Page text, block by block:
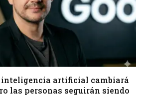
inteligencia artificial cambiará
las personas seguirán siendo